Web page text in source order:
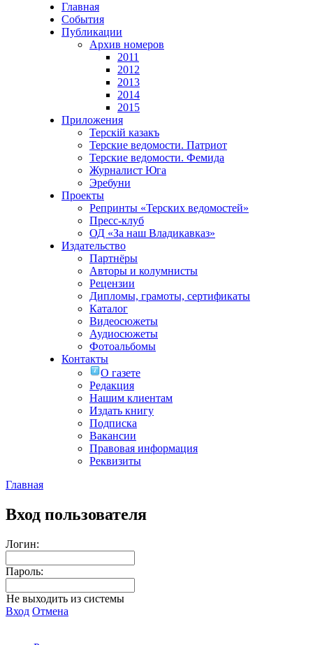
Главная
События
Публикации
Архив номеров
2011
2012
2013
2014
2015
Приложения
Терскiй казакъ
Терские ведомости. Патриот
Терские ведомости. Фемида
Журналист Юга
Эребуни
Проекты
Репринты «Терских ведомостей»
Пресс-клуб
ОД «За наш Владикавказ»
Издательство
Партнёры
Авторы и колумнисты
Рецензии
Дипломы, грамоты, сертификаты
Каталог
Видеосюжеты
Аудиосюжеты
Фотоальбомы
Контакты
О газете
Редакция
Нашим клиентам
Издать книгу
Подписка
Вакансии
Правовая информация
Реквизиты
Главная
Вход пользователя
Логин:
Пароль:
Не выходить из системы
Вход Отмена